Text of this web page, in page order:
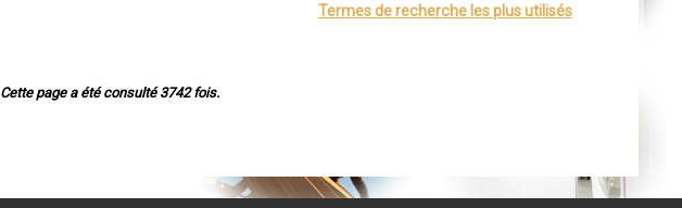
Cette page a été consulté 3742 fois.
Agen
Mende
Termes de recherche les plus utilisés